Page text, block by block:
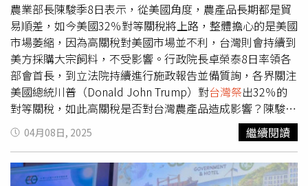
農業部長陳駿季8日表示，從美國角度，農產品長期都是貿
易順差，如今美國32％對等關稅將上路，整體擔心的是美國
市場萎縮，因為高關稅對美國市場並不利，台灣則會持續到
美方採購大宗飼料，不受影響。行政院長卓榮泰8日率領各
部會首長，到立法院持續進行施政報告並備質詢，各界關注
美國總統川普（Donald John Trump）對台灣祭出32％的
對等關稅，如此高關稅是否對台灣農產品造成影響？陳駿季
對此表示，主要以台產蝴蝶蘭等花卉、毛豆、茶葉和吳郭魚
等部分漁產品衝擊較大，因為這些產品是輸美大宗。陳駿季
直言，台灣輸美年農產品大約市值8.9億美金，對美國來
講，農產品是貿易順差，美國每一年輸到台灣大概36.9億，
04月08日, 2025 繼續閱讀